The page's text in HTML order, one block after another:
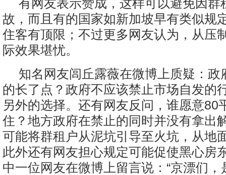
有网友表示赞成，这样可以避免因群
故，而且有的国家如新加坡早有类似规
住客有顶限；不过更多网友认为，从压
际效果堪忧。
知名网友闾丘露薇在微博上质疑：政
的长了点？政府不应该禁止市场自发的
另外的选择。还有网友反问，谁愿意80
住？地方政府在禁止的同时并没有拿出
可能将群租户从泥坑引导至火坑，从地
此外还有网友担心规定可能促使黑心房
中一位网友在微博上留言说：“京漂们